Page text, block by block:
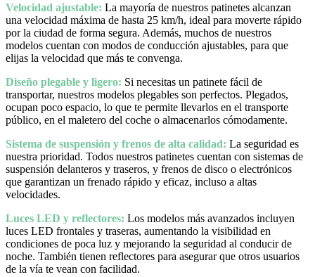
Velocidad ajustable: La mayoría de nuestros patinetes alcanzan
una velocidad máxima de hasta 25 km/h, ideal para moverte rápido
por la ciudad de forma segura. Además, muchos de nuestros
modelos cuentan con modos de conducción ajustables, para que
elijas la velocidad que más te convenga.
Diseño plegable y ligero: Si necesitas un patinete fácil de
transportar, nuestros modelos plegables son perfectos. Plegados,
ocupan poco espacio, lo que te permite llevarlos en el transporte
público, en el maletero del coche o almacenarlos cómodamente.
Sistema de suspensión y frenos de alta calidad: La seguridad es
nuestra prioridad. Todos nuestros patinetes cuentan con sistemas de
suspensión delanteros y traseros, y frenos de disco o electrónicos
que garantizan un frenado rápido y eficaz, incluso a altas
velocidades.
Luces LED y reflectores: Los modelos más avanzados incluyen
luces LED frontales y traseras, aumentando la visibilidad en
condiciones de poca luz y mejorando la seguridad al conducir de
noche. También tienen reflectores para asegurar que otros usuarios
de la vía te vean con facilidad.